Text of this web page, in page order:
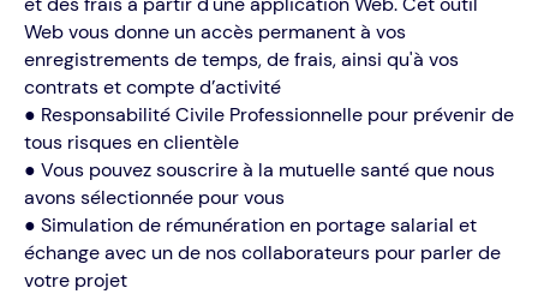
Web vous donne un accès permanent à vos
enregistrements de temps, de frais, ainsi qu'à vos
contrats et compte d’activité
● Responsabilité Civile Professionnelle pour prévenir de
tous risques en clientèle
● Vous pouvez souscrire à la mutuelle santé que nous
avons sélectionnée pour vous
● Simulation de rémunération en portage salarial et
échange avec un de nos collaborateurs pour parler de
votre projet